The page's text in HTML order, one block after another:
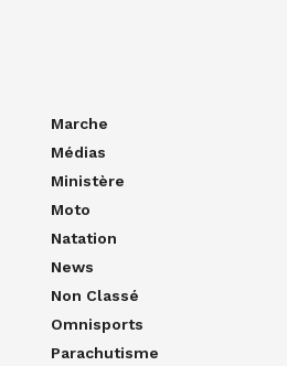
Marche
Médias
Ministère
Moto
Natation
News
Non Classé
Omnisports
Parachutisme